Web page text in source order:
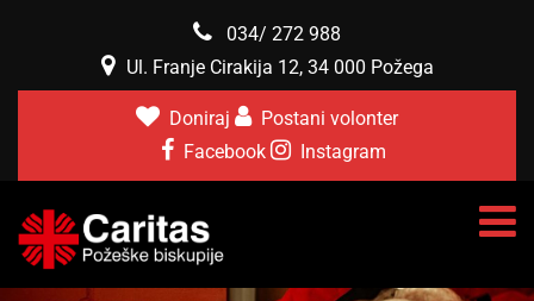
034/ 272 988
Ul. Franje Cirakija 12, 34 000 Požega
Doniraj
Postani volonter
Facebook
Instagram